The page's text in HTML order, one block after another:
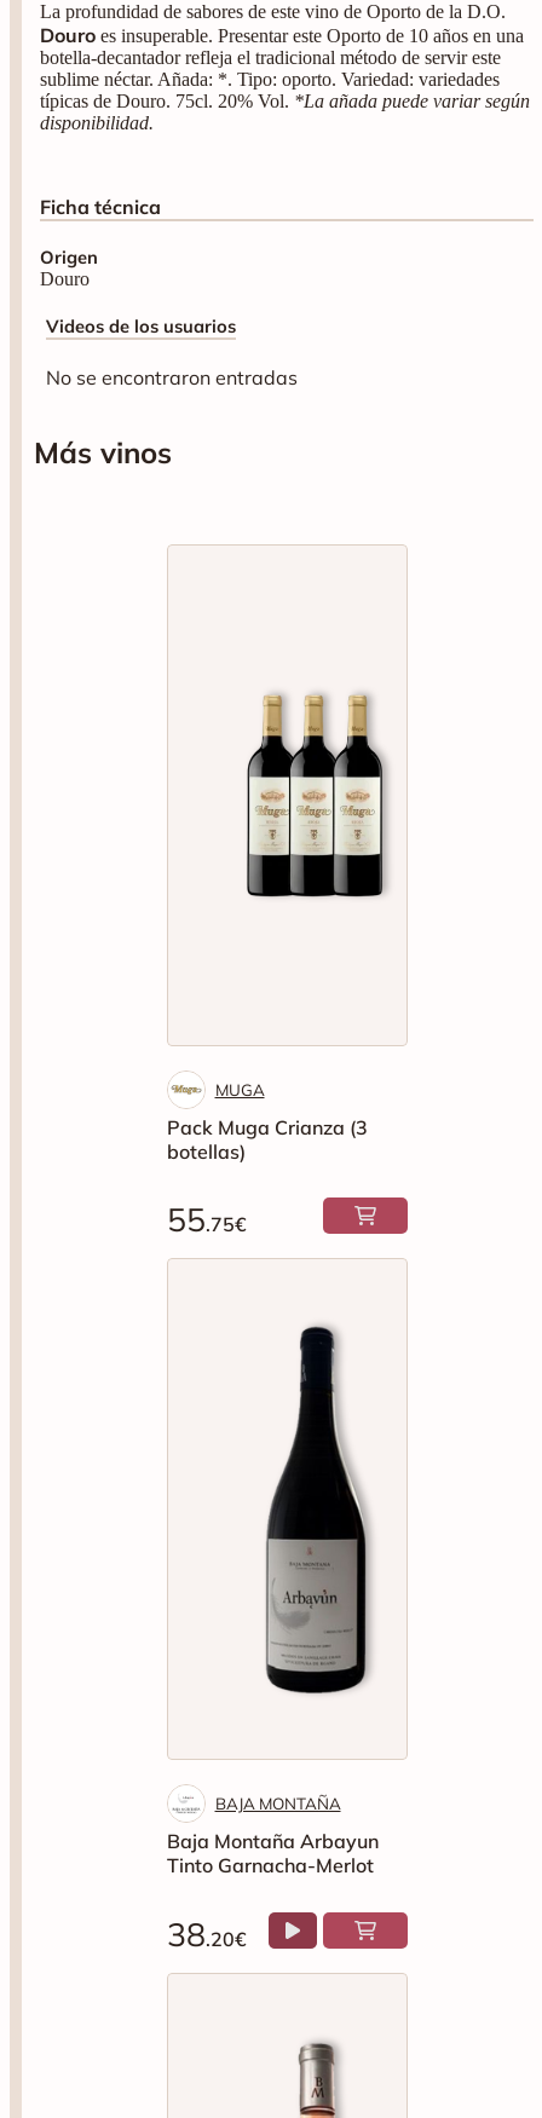
La profundidad de sabores de este vino de Oporto de la D.O.
Douro es insuperable. Presentar este Oporto de 10 años en una
botella-decantador refleja el tradicional método de servir este
sublime néctar. Añada: *. Tipo: oporto. Variedad: variedades
típicas de Douro. 75cl. 20% Vol. *La añada puede variar según
disponibilidad.
Ficha técnica
Origen
Douro
Videos de los usuarios
No se encontraron entradas
Más vinos
MUGA
Pack Muga Crianza (3
botellas)
55.75€
BAJA MONTAÑA
Baja Montaña Arbayun
Tinto Garnacha-Merlot
38.20€